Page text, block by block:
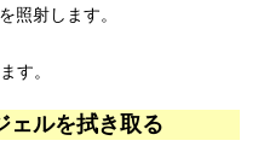
照射します。
す。
ルを拭き取る